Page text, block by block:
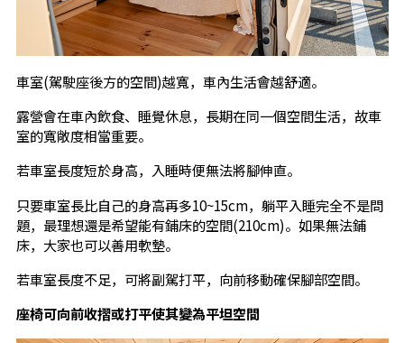
車室(駕駛座後方的空間)越寬，車內生活會越舒適。
露營會在車內飲食、睡覺休息，長期在同一個空間生活，故車
室的寬敞度相當重要。
若車室長度短於身高，入睡時便無法將腳伸直。
只要車室長比自己的身高再多10~15cm，躺平入睡完全不是問
題，最理想還是希望能有鋪床的空間(210cm)。如果無法鋪
床，大家也可以善用軟墊。
若車室長度不足，可將副駕打平，向前移動確保腳部空間。
座椅可向前收摺或打平使其變為平坦空間